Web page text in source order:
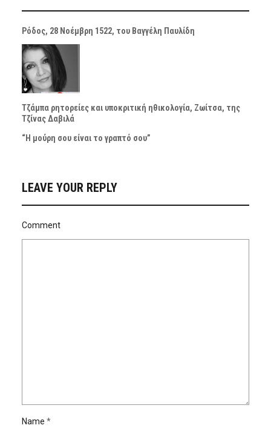
Ρόδος, 28 Νοέμβρη 1522, του Βαγγέλη Παυλίδη
Τζάμπα ρητορείες και υποκριτική ηθικολογία, Ζωίτσα, της
Τζίνας Δαβιλά
“Η μούρη σου είναι το γραπτό σου”
LEAVE YOUR REPLY
Comment
Name *